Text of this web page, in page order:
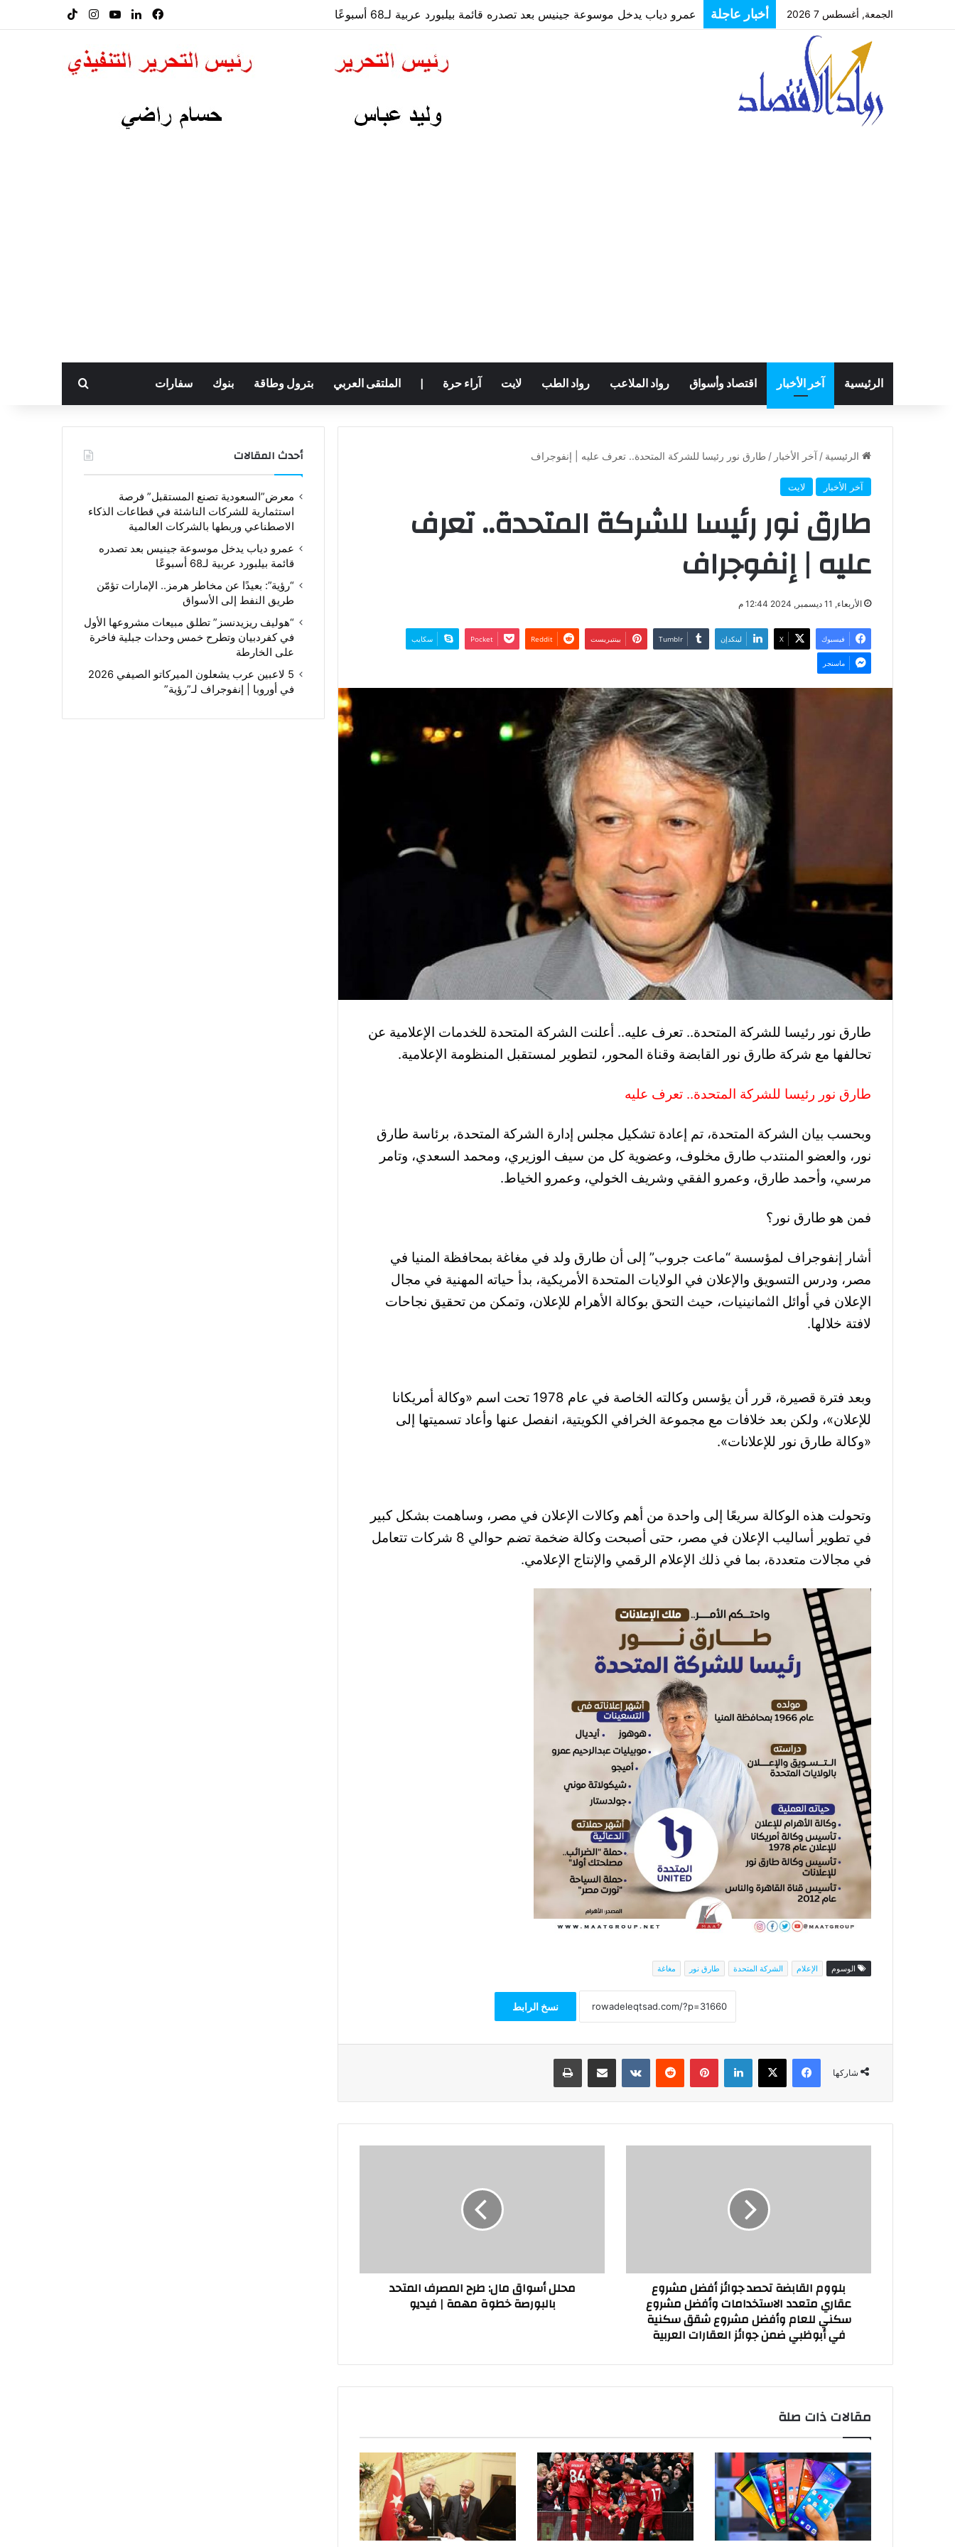
الجمعة, أغسطس 7 2026 أخبار عاجلة عمرو دياب يدخل موسوعة جينيس بعد تصدره قائمة بيلبورد عربية لـ68 أسبوعًا فيسبوكلينكدإن‫YouTube
انستقرام
الرئيسية آخر الأخبار اقتصاد وأسواق رواد الملاعب رواد الطب لايت آراء حرة الملتقى العربي بترول وطاقة بنوك سفارات بحث عن
الرئيسية / آخر الأخبار / طارق نور رئيسا للشركة المتحدة.. تعرف عليه | إنفوجراف
آخر الأخبار لايت
طارق نور رئيسا للشركة المتحدة.. تعرف
عليه | إنفوجراف
الأربعاء, 11 ديسمبر, 2024 12:44 م
فيسبوك ‫X لينكدإن بينتيريست ‫Pocket سكايب
ماسنجر
طارق نور رئيسا للشركة المتحدة.. تعرف عليه.. أعلنت الشركة المتحدة للخدمات الإعلامية عن
تحالفها مع شركة طارق نور القابضة وقناة المحور، لتطوير لمستقبل المنظومة الإعلامية.
طارق نور رئيسا للشركة المتحدة.. تعرف عليه
وبحسب بيان الشركة المتحدة، تم إعادة تشكيل مجلس إدارة الشركة المتحدة، برئاسة طارق
نور، والعضو المنتدب طارق مخلوف، وعضوية كل من سيف الوزيري، ومحمد السعدي، وتامر
مرسي، وأحمد طارق، وعمرو الفقي وشريف الخولي، وعمرو الخياط.
فمن هو طارق نور؟
أشار إنفوجراف لمؤسسة “ماعت جروب” إلى أن طارق ولد في مغاغة بمحافظة المنيا في
مصر، ودرس التسويق والإعلان في الولايات المتحدة الأمريكية، بدأ حياته المهنية في مجال
الإعلان في أوائل الثمانينيات، حيث التحق بوكالة الأهرام للإعلان، وتمكن من تحقيق نجاحات
لافتة خلالها.
وبعد فترة قصيرة، قرر أن يؤسس وكالته الخاصة في عام 1978 تحت اسم «وكالة أمريكانا
للإعلان»، ولكن بعد خلافات مع مجموعة الخرافي الكويتية، انفصل عنها وأعاد تسميتها إلى
«وكالة طارق نور للإعلانات».
وتحولت هذه الوكالة سريعًا إلى واحدة من أهم وكالات الإعلان في مصر، وساهمت بشكل كبير
في تطوير أساليب الإعلان في مصر، حتى أصبحت وكالة ضخمة تضم حوالي 8 شركات تتعامل
في مجالات متعددة، بما في ذلك الإعلام الرقمي والإنتاج الإعلامي.
الوسوم الإعلام الشركة المتحدة طارق نور مغاغة
نسخ الرابط
شاركها
فيسبوك‫X لينكدإن بينتيريست مشاركة عبر البريد طباعة
الاستخدامات
وأفضل
مشروع
سكني
وأفضل مشروع
في
ضمن
جوائز
العقارات
العربية
بلووم القابضة تحصد جوائز أفضل مشروع
عقاري متعدد الاستخدامات وأفضل مشروع
سكني للعام وأفضل مشروع شقق سكنية
في أبوظبي ضمن جوائز العقارات العربية
مهمة
محلل أسواق مال: طرح المصرف المتحد
بالبورصة خطوة مهمة | فيديو
مقالات ذات صلة
أحدث المقالات
معرض”السعودية تصنع المستقبل” فرصة
استثمارية للشركات الناشئة في قطاعات الذكاء
الاصطناعي وربطها بالشركات العالمية
عمرو دياب يدخل موسوعة جينيس بعد تصدره
قائمة بيلبورد عربية لـ68 أسبوعًا
“رؤية”: بعيدًا عن مخاطر هرمز.. الإمارات تؤمّن
طريق النفط إلى الأسواق
“هوليف ريزيدنسز” تطلق مبيعات مشروعها الأول
في كفردبيان وتطرح خمس وحدات جبلية فاخرة
على الخارطة
5 لاعبين عرب يشعلون الميركاتو الصيفي 2026
في أوروبا | إنفوجراف لـ”رؤية”